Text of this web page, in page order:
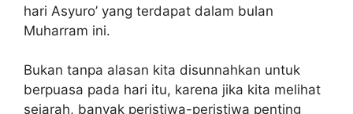
hari Asyuro’ yang terdapat dalam bulan
Muharram ini.
Bukan tanpa alasan kita disunnahkan untuk
berpuasa pada hari itu, karena jika kita melihat
sejarah, banyak peristiwa-peristiwa penting